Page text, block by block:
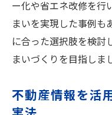
ー化や省エネ改修を行
まいを実現した事例も
に合った選択肢を検討
まいづくりを目指しま
不動産情報を活